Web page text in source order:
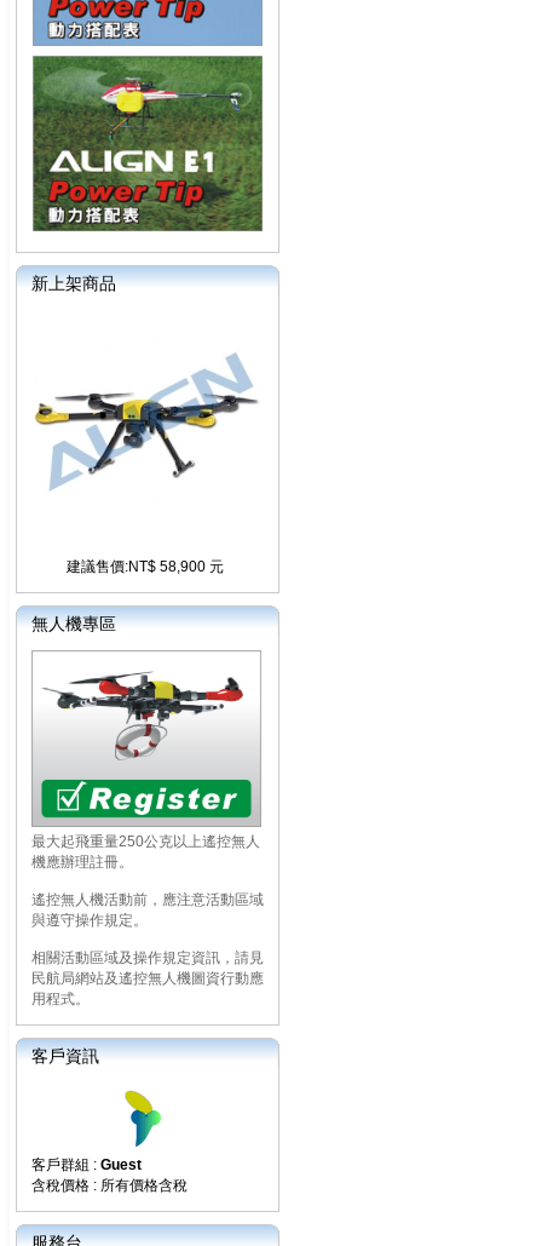
新上架商品
建議售價:NT$ 58,900 元
無人機專區
最大起飛重量250公克以上遙控無人
機應辦理註冊。
遙控無人機活動前，應注意活動區域
與遵守操作規定。
相關活動區域及操作規定資訊，請見
民航局網站及遙控無人機圖資行動應
用程式。
客戶資訊
客戶群組 : Guest
含稅價格 : 所有價格含稅